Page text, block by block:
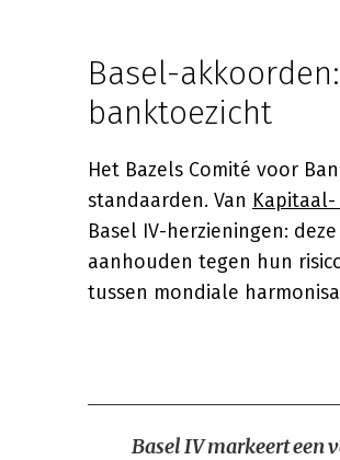
Basel-
banktoezicht
Het Bazels Comité voor
standaarden. Van
Basel IV-herzieningen:
aanhouden tegen hun
tussen mondiale
Basel IV markeert een